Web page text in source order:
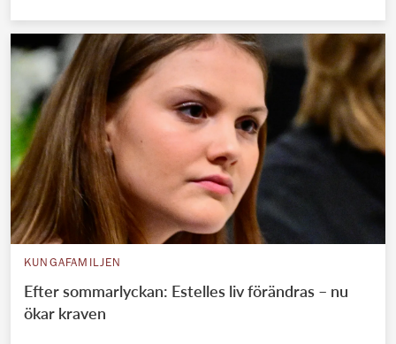
KUNGAFAMILJEN
Efter sommarlyckan: Estelles liv förändras – nu
ökar kraven